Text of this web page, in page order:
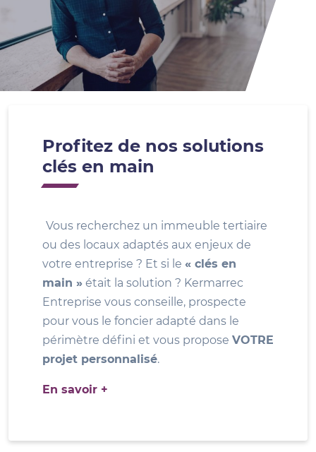
Profitez de nos solutions
clés en main
Vous recherchez un immeuble tertiaire
ou des locaux adaptés aux enjeux de
votre entreprise ? Et si le « clés en
main » était la solution ? Kermarrec
Entreprise vous conseille, prospecte
pour vous le foncier adapté dans le
périmètre défini et vous propose VOTRE
projet personnalisé.
En savoir +